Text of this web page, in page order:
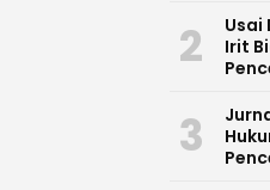
2
Usai
Irit
3